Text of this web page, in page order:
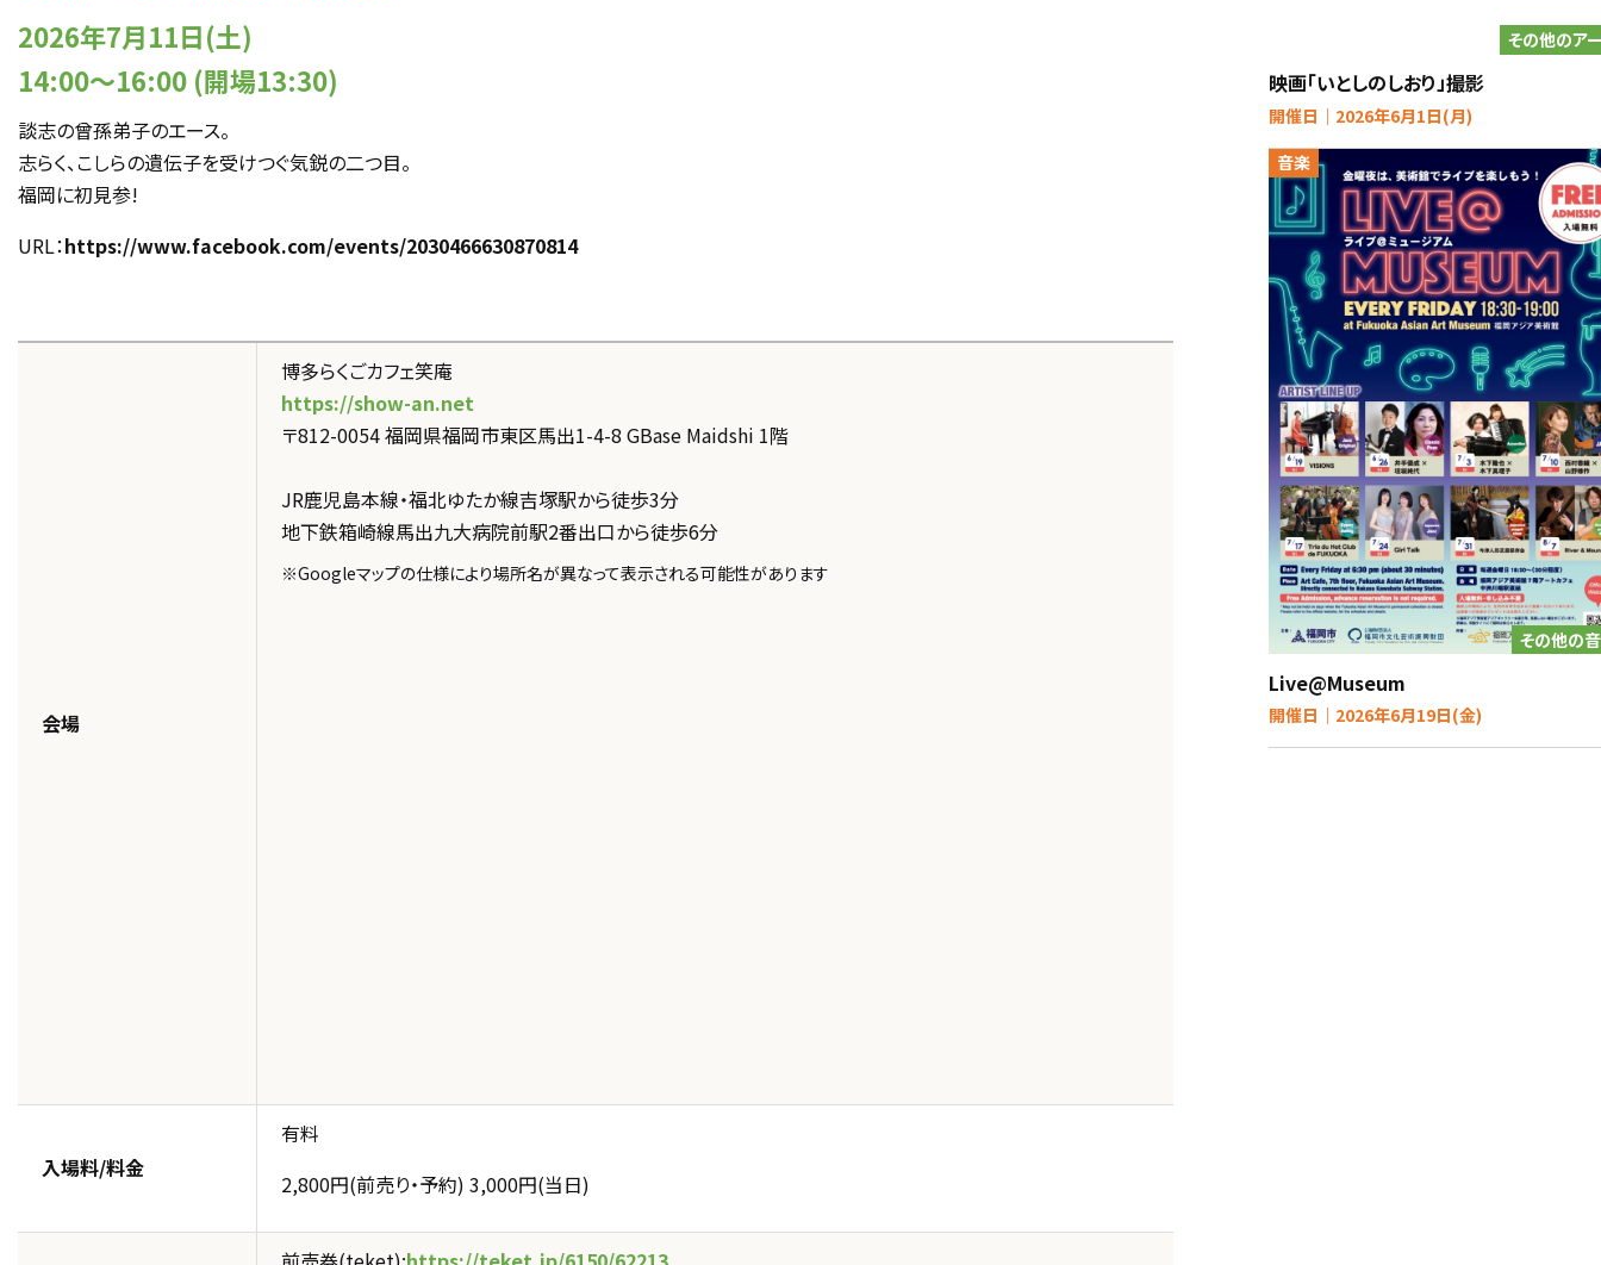
2026年7月11日(土)
14:00〜16:00 (開場13:30)
談志の曾孫弟子のエース。
志らく、こしらの遺伝子を受けつぐ気鋭の二つ目。
福岡に初見参!
URL：https://www.facebook.com/events/2030466630870814
会場
博多らくごカフェ笑庵
https://show-an.net
〒812-0054 福岡県福岡市東区馬出1-4-8 GBase Maidshi 1階
JR鹿児島本線・福北ゆたか線吉塚駅から徒歩3分
地下鉄箱崎線馬出九大病院前駅2番出口から徒歩6分
※Googleマップの仕様により場所名が異なって表示される可能性があります
入場料/料金
有料
2,800円(前売り・予約) 3,000円(当日)
その他のア
映画「いとしのしおり」撮影
開催日｜2026年6月1日(月)
音楽
その他の
Live@Museum
開催日｜2026年6月19日(金)